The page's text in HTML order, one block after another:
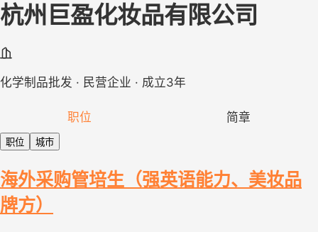
杭州巨盈化妆品有限公司
化学制品批发 · 民营企业 · 成立3年
职位 简章
职位 城市
海外采购管培生（强英语能力、美妆品
牌方）